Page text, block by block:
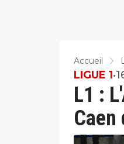
Accueil
L1 :
Caen
LIGUE 1•